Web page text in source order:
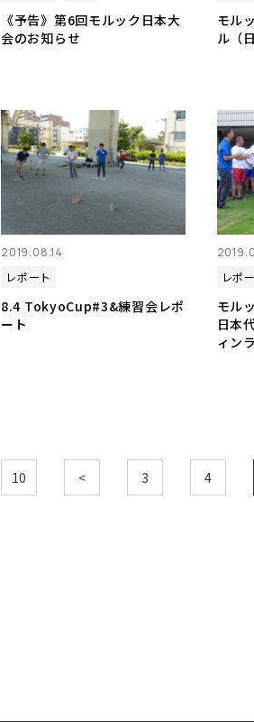
《予告》第6回モルック日本大
会のお知らせ
モル
ル（
2019.08.14
レポート
8.4 TokyoCup#3&練習会レポ
ート
レポ
モル
日本
ィン
10 < 3 4